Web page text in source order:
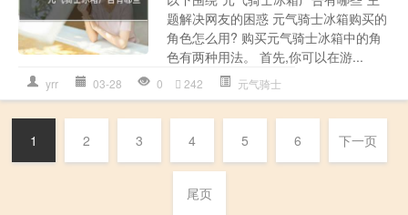
题解决网友的困惑 元气骑士冰箱购买的
角色怎么用? 购买元气骑士冰箱中的角
色有两种用法。 首先,你可以在游...
yrr 03-28 0 242 元气骑士
1 2 3 4 5 6 下一页
尾页